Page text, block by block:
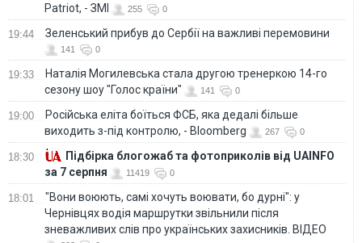
Patriot, - ЗМІ
255 0
19:44 Зеленський прибув до Сербії на важливі перемовини
141 0
19:33
Наталія Могилевська стала другою тренеркою 14-го
сезону шоу "Голос країни"
141 0
19:00
Російська еліта боїться ФСБ, яка дедалі більше
виходить з-під контролю, - Bloomberg
267 0
18:30
Підбірка блогожаб та фотоприколів від UAINFO
за 7 серпня
11419 0
18:01
"Вони воюють, самі хочуть воювати, бо дурні": у
Чернівцях водія маршрутки звільнили після
зневажливих слів про українських захисників. ВІДЕО